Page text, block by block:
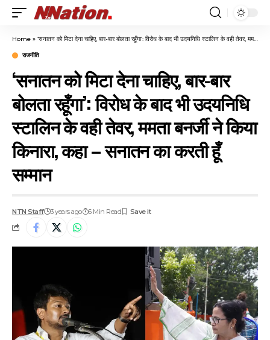
Home » ‘सनातन को मिटा देना चाहिए, बार-बार बोलता रहूँगा’: विरोध के बाद भी उदयनिधि स्टालिन के वही तेवर, ममता बनर्जी ने किया किनारा, कहा – सनातन का करती हूँ सम्मान
राजनीति
‘सनातन को मिटा देना चाहिए, बार-बार
बोलता रहूँगा’: विरोध के बाद भी उदयनिधि
स्टालिन के वही तेवर, ममता बनर्जी ने किया
किनारा, कहा – सनातन का करती हूँ
सम्मान
NTN Staff 3 years ago 6 Min Read